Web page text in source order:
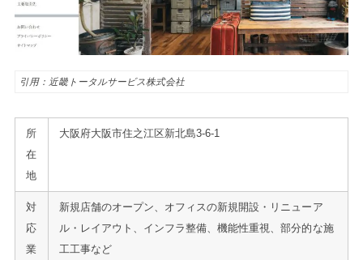
引用：近畿トータルサービス株式会社
所
在
地
大阪府大阪市住之江区新北島3-6-1
対
応
業
新規店舗のオープン、オフィスの新規開設・リニューア
ル・レイアウト、インフラ整備、機能性重視、部分的な施
工工事など